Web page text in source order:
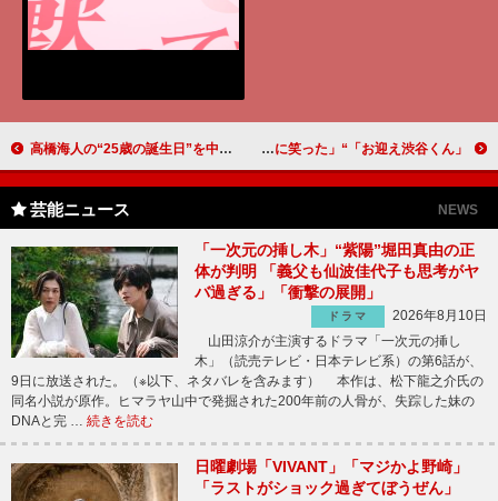
高橋海人の“25歳の誕生日”を中川大志、松本穂香らが祝福 関口メンディーは「おメンディーー！」と祝福し、会場は笑いに 「お迎え渋谷くん」“渋谷大海”京本大我のキャラに視聴者爆笑 「キュン死して倒れる姿が面白い」「頭ポンポンに笑った」
芸能ニュース NEWS
「一次元の挿し木」“紫陽”堀田真由の正
体が判明 「義父も仙波佳代子も思考がヤ
バ過ぎる」「衝撃の展開」
ドラマ
2026年8月10日
山田涼介が主演するドラマ「一次元の挿し
木」（読売テレビ・日本テレビ系）の第6話が、
9日に放送された。（※以下、ネタバレを含みます） 本作は、松下龍之介氏の
同名小説が原作。ヒマラヤ山中で発掘された200年前の人骨が、失踪した妹の
DNAと完 … 続きを読む
日曜劇場「VIVANT」「マジかよ野崎」
「ラストがショック過ぎてぼうぜん」